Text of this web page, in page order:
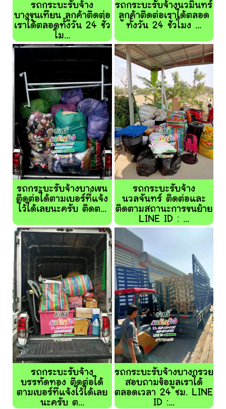
รถกระบะรับจ้าง
บางขุนเทียน ลูกค้าติดต่อ
เราได้ตลอดทั้งวัน 24 ชั่ว
โม...
รถกระบะรับจ้างนวมินทร์
ลูกค้าติดต่อเราได้ตลอด
ทั้งวัน 24 ชั่วโมง ...
รถกระบะรับจ้างบางเขน
ติดต่อได้ตามเบอร์ที่แจ้ง
ไว้ได้เลยนะครับ ติดต...
รถกระบะรับจ้าง
นวลจันทร์ ติดต่อและ
ติดตามสถานะการขนย้าย
LINE ID : ...
รถกระบะรับจ้าง
บรรทัดทอง ติดต่อได้
ตามเบอร์ที่แจ้งไว้ได้เลย
นะครับ ต...
รถกระบะรับจ้างบางกรวย
สอบถามข้อมูลเราได้
ตลอดเวลา 24 ชม. LINE
ID :...